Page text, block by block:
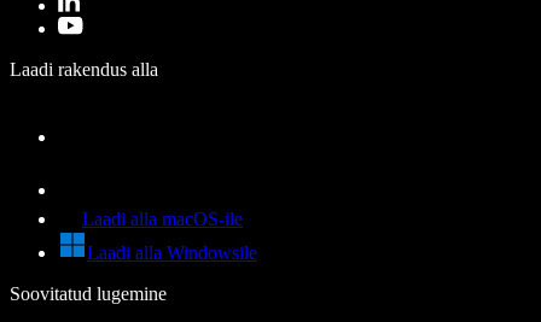
Laadi rakendus alla
Laadi alla macOS-ile
Laadi alla Windowsile
Soovitatud lugemine